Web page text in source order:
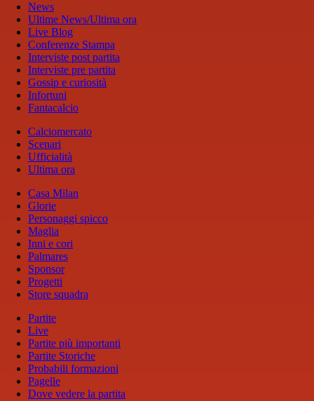
News
Ultime News/Ultima ora
Live Blog
Conferenze Stampa
Interviste post partita
Interviste pre partita
Gossip e curiosità
Infortuni
Fantacalcio
Calciomercato
Scenari
Ufficialità
Ultima ora
Casa Milan
Glorie
Personaggi spicco
Maglia
Inni e cori
Palmares
Sponsor
Progetti
Store squadra
Partite
Live
Partite più importanti
Partite Storiche
Probabili formazioni
Pagelle
Dove vedere la partita